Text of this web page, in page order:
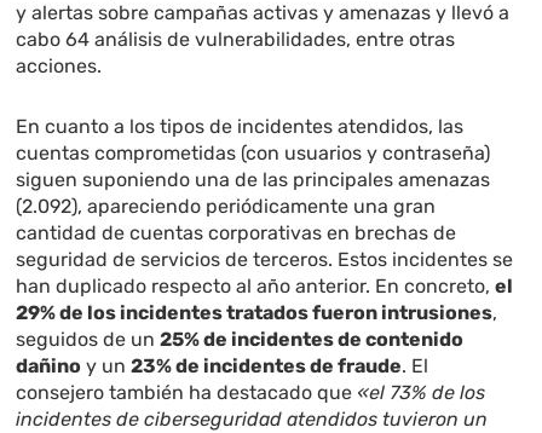
y alertas sobre campañas activas y amenazas y llevó a
cabo 64 análisis de vulnerabilidades, entre otras
acciones.
En cuanto a los tipos de incidentes atendidos, las
cuentas comprometidas (con usuarios y contraseña)
siguen suponiendo una de las principales amenazas
(2.092), apareciendo periódicamente una gran
cantidad de cuentas corporativas en brechas de
seguridad de servicios de terceros. Estos incidentes se
han duplicado respecto al año anterior. En concreto,el
29% de los incidentes tratados fueron intrusiones,
seguidos de un25% de incidentes de contenido
dañino y un23% de incidentes de fraude. El
consejero también ha destacado que «el 73% de los
incidentes de ciberseguridad atendidos tuvieron un